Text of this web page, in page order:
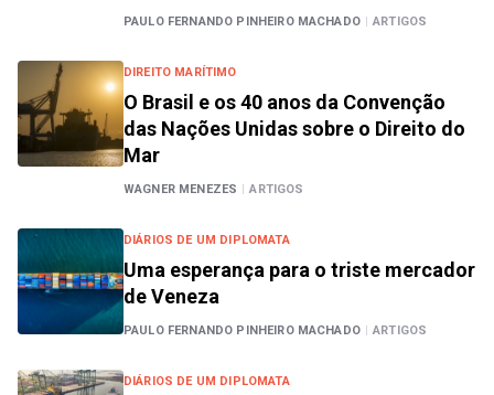
PAULO FERNANDO PINHEIRO MACHADO | ARTIGOS
DIREITO MARÍTIMO
O Brasil e os 40 anos da Convenção
das Nações Unidas sobre o Direito do
Mar
WAGNER MENEZES | ARTIGOS
DIÁRIOS DE UM DIPLOMATA
Uma esperança para o triste mercador
de Veneza
PAULO FERNANDO PINHEIRO MACHADO | ARTIGOS
DIÁRIOS DE UM DIPLOMATA